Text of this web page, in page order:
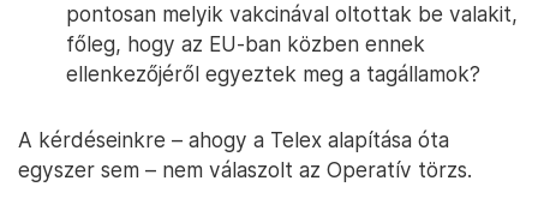
pontosan melyik vakcinával oltottak be valakit,
főleg, hogy az EU-ban közben ennek
ellenkezőjéről egyeztek meg a tagállamok?
A kérdéseinkre – ahogy a Telex alapítása óta
egyszer sem – nem válaszolt az Operatív törzs.